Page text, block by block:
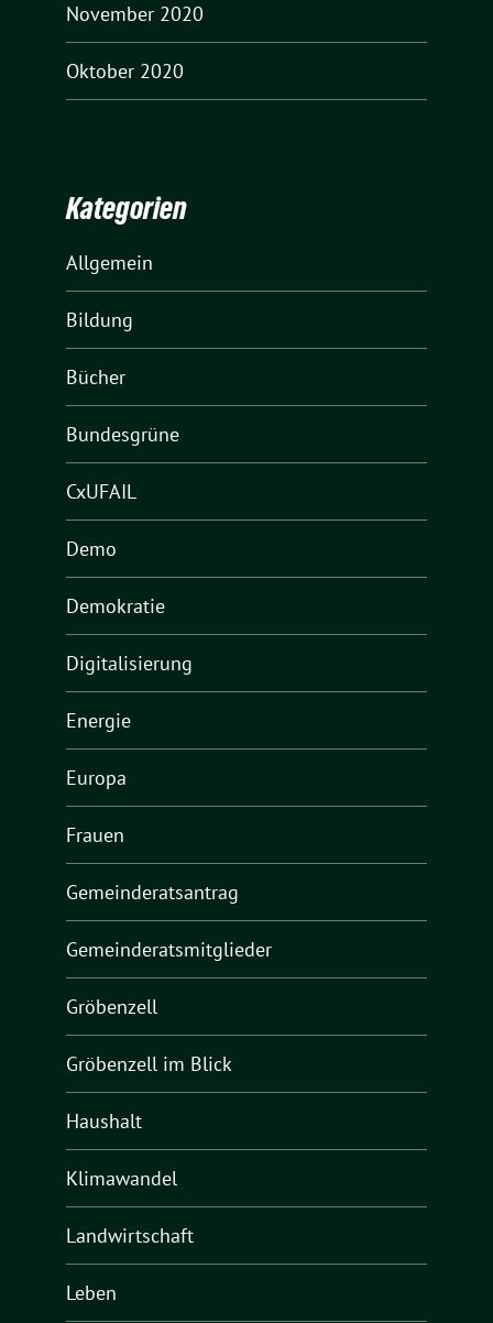
November 2020
Oktober 2020
Kategorien
Allgemein
Bildung
Bücher
Bundesgrüne
CxUFAIL
Demo
Demokratie
Digitalisierung
Energie
Europa
Frauen
Gemeinderatsantrag
Gemeinderatsmitglieder
Gröbenzell
Gröbenzell im Blick
Haushalt
Klimawandel
Landwirtschaft
Leben